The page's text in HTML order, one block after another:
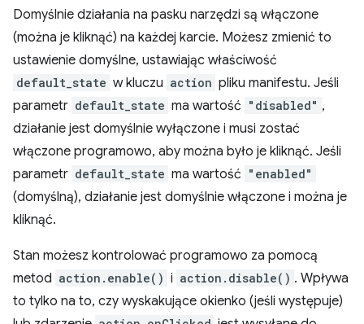
Domyślnie działania na pasku narzędzi są włączone
(można je kliknąć) na każdej karcie. Możesz zmienić to
ustawienie domyślne, ustawiając właściwość
default_state w kluczu action pliku manifestu. Jeśli
parametr default_state ma wartość "disabled" ,
działanie jest domyślnie wyłączone i musi zostać
włączone programowo, aby można było je kliknąć. Jeśli
parametr default_state ma wartość "enabled"
(domyślną), działanie jest domyślnie włączone i można je
kliknąć.
Stan możesz kontrolować programowo za pomocą
metod action.enable() i action.disable() . Wpływa
to tylko na to, czy wyskakujące okienko (jeśli występuje)